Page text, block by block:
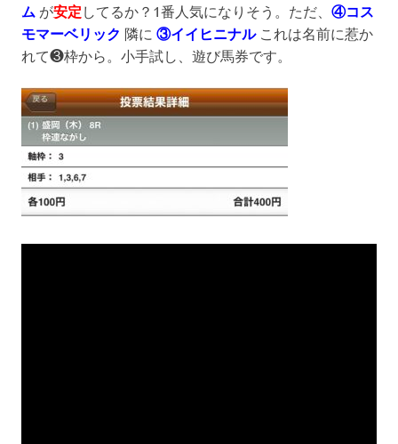
ム が安定 してるか？1番人気になりそう。ただ、 ④コス
モマーベリック 隣に ③イイヒニナルこれは名前に惹か
れて❸枠から。小手試し、遊び馬券です。